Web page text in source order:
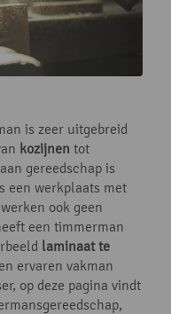
is zeer uitgebreid
kozijnen tot
gereedschap is
een werkplaats met
ook geen
een timmerman
laminaat te
ervaren vakman
op deze pagina vindt